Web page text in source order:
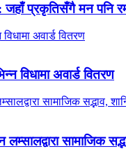
जहाँ प्रकृतिसँगै मन पनि
विधामा अवार्ड वितरण
लम्सालद्वारा सामाजिक